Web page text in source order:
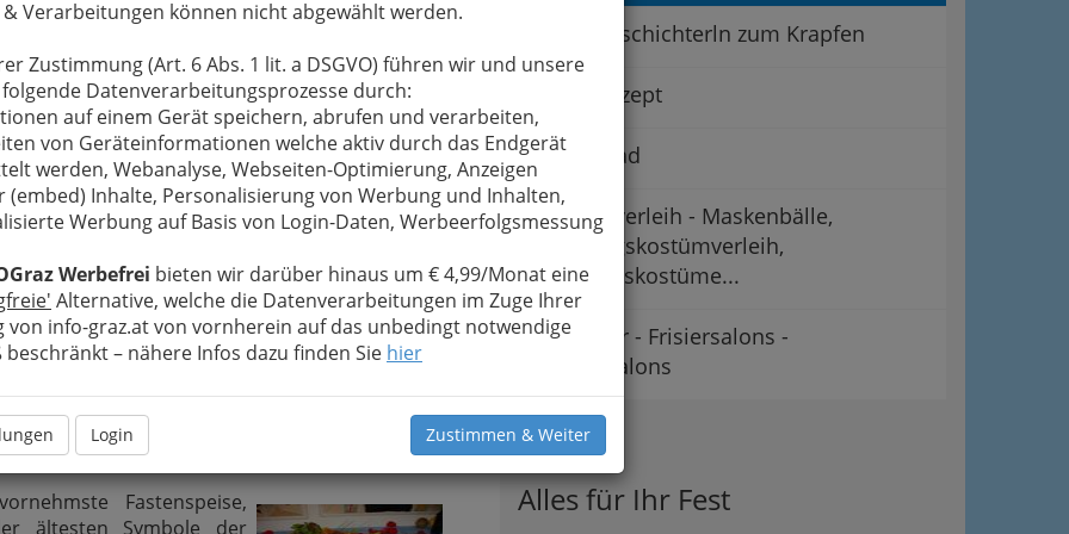
& Verarbeitungen können nicht abgewählt werden.
Zustimmung (Art. 6 Abs. 1 lit. a DSGVO) führen wir und unsere
Datenverarbeitungsprozesse durch:
auf einem Gerät speichern, abrufen und verarbeiten,
von Geräteinformationen welche aktiv durch das Endgerät
werden, Webanalyse, Webseiten-Optimierung, Anzeigen
(embed) Inhalte, Personalisierung von Werbung und Inhalten,
Werbung auf Basis von Login-Daten, Werbeerfolgsmessung
Werbefrei bieten wir darüber hinaus um € 4,99/Monat eine
Alternative, welche die Datenverarbeitungen im Zuge Ihrer
von info-graz.at von vornherein auf das unbedingt notwendige
beschränkt – nähere Infos dazu finden Sie hier
Login Zustimmen & Weiter
einlässt, dann kann sich im Leben manches
Blick wieder klarer werden zu lassen und
Bewusstsein wieder zu wecken und zu
und Karfreitagnoch zu den sogenannten
an diesen Tagen satt essen und auf Fleisch
zeichnet der Priester das Aschenkreuz mit
dass du aus Staub bist und zum Staub wirst du
und glaubt dem Evangelium“ auf die Stirn der
der Vergänglichkeit) wird aus den verbrannten
des letzten Jahres, gewonnen.
Umkehr und zu einem Neubeginn. Um Leib
Essen und Trinken sowie auch bei anderen
Fastenspeise,
ältesten Symbole der
Kleine Gschichterln zum Krapfen
Grundrezept
Krapfnliad
Kostümverleih - Maskenbälle,
Faschingskostümverleih,
Karnevalskostüme...
Ballfrisur - Frisiersalons -
Friseursalons
Tipps
Alles für Ihr Fest